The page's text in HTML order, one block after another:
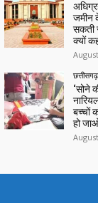
जमीन
सकती
क्यों
छत्तीसगढ़
‘सोने
बच्चों
हो